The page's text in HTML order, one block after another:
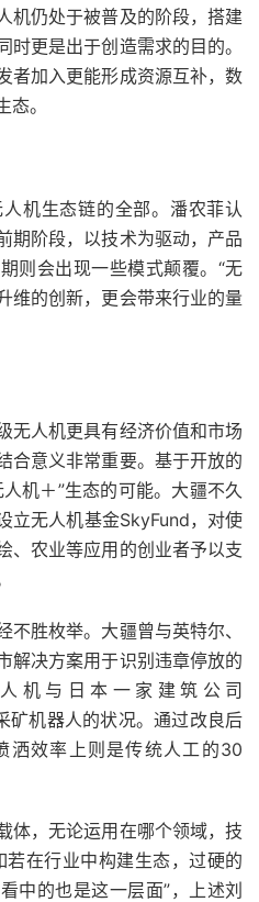
机仍处于被普及的阶段，搭建
更是出于创造需求的目的。
者加入更能形成资源互补，数
。
机生态链的全部。潘农菲认
期阶段，以技术为驱动，产品
则会出现一些模式颠覆。“无
维的创新，更会带来行业的量
无人机更具有经济价值和市场
合意义非常重要。基于开放的
机＋”生态的可能。大疆不久
立无人机基金SkyFund，对使
、农业等应用的创业者予以支
不胜枚举。大疆曾与英特尔、
解决方案用于识别违章停放的
机与日本一家建筑公司
矿机器人的状况。通过改良后
洒效率上则是传统人工的30
体，无论运用在哪个领域，技
在行业中构建生态，过硬的
中的也是这一层面”，上述刘